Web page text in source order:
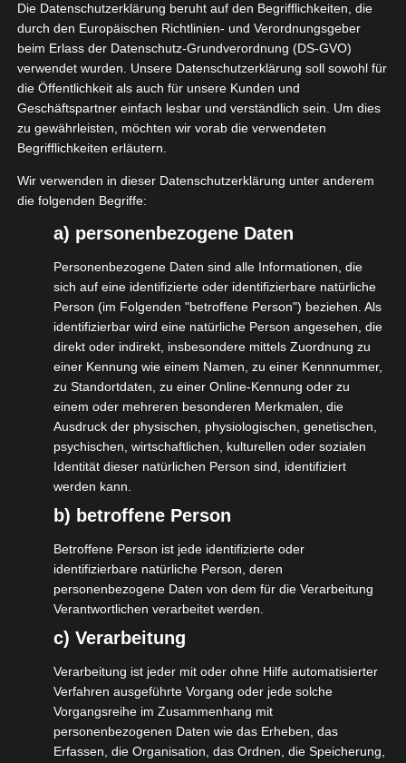
Lernen Sie die berühmten kaschmirischen Handarbeiten
wie Paschmina-Schals und Paper Maché kennen und
erkunden Sie die schöne Umgebung der Stadt.
Machen Sie eine Gondelfahrt und genießen Sie den
Ausblick von fast 4.000 m über dem Meeeresspiegel
im indischen Himalaya in
Ort.
Lernen Sie bei einem Ponyritt oder einer Wanderung
durch atemberaubende LandschaftenPahalgam
seine Umgebung kennen – das Aru Valley, Beetab
Valley oder Chandanwari. Machen Sie ein Picknick
inmitten von herrlichem Bergpanorama, oder gehen Sie
eine Runde Angeln, Golfen oder White Water Raften.
besuchen Sie den Thajiwas Gletscher in
Sonmarg
und mehr!
Unser deutsch-lokales Team bringt verschiedene
Kulturen zusammen um Ihnen eine unvergessliche
Kaschmir Reise mit Service vor Ort und geballtem
Insider-Wissen zu organisieren.
AKTUELLE REISEINFOS
REISEZIELE
REISEBERICHTE LESEN
Die Datenschutzerklärung beruht auf den Begrifflichkeiten, die
durch den Europäischen Richtlinien- und Verordnungsgeber
beim Erlass der Datenschutz-Grundverordnung (DS-GVO)
verwendet wurden. Unsere Datenschutzerklärung soll sowohl für
die Öffentlichkeit als auch für unsere Kunden und
Geschäftspartner einfach lesbar und verständlich sein. Um dies
zu gewährleisten, möchten wir vorab die verwendeten
Begrifflichkeiten erläutern.
Wir verwenden in dieser Datenschutzerklärung unter anderem
die folgenden Begriffe:
a) personenbezogene Daten
Personenbezogene Daten sind alle Informationen, die
sich auf eine identifizierte oder identifizierbare natürliche
Person (im Folgenden "betroffene Person") beziehen. Als
identifizierbar wird eine natürliche Person angesehen, die
direkt oder indirekt, insbesondere mittels Zuordnung zu
einer Kennung wie einem Namen, zu einer Kennnummer,
zu Standortdaten, zu einer Online-Kennung oder zu
einem oder mehreren besonderen Merkmalen, die
Ausdruck der physischen, physiologischen, genetischen,
psychischen, wirtschaftlichen, kulturellen oder sozialen
Identität dieser natürlichen Person sind, identifiziert
werden kann.
b) betroffene Person
Betroffene Person ist jede identifizierte oder
identifizierbare natürliche Person, deren
personenbezogene Daten von dem für die Verarbeitung
Verantwortlichen verarbeitet werden.
c) Verarbeitung
Verarbeitung ist jeder mit oder ohne Hilfe automatisierter
Verfahren ausgeführte Vorgang oder jede solche
Vorgangsreihe im Zusammenhang mit
personenbezogenen Daten wie das Erheben, das
Erfassen, die Organisation, das Ordnen, die Speicherung,